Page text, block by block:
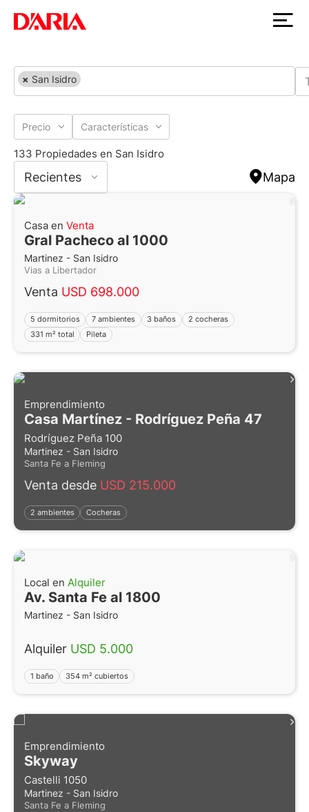
× San Isidro
Precio Características
133 Propiedades en San Isidro
Recientes Mapa
Casa en Venta
Gral Pacheco al 1000
Martinez - San Isidro
Vias a Libertador
Venta USD 698.000
5 dormitorios 7 ambientes 3 baños
2 cocheras
331 m² total
Pileta
Emprendimiento
Casa Martínez - Rodríguez Peña 47
Rodríguez Peña 100
Martinez - San Isidro
Santa Fe a Fleming
Venta desde USD 215.000
2 ambientes Cocheras
Local en Alquiler
Av. Santa Fe al 1800
Martinez - San Isidro
Alquiler USD 5.000
1 baño 354 m² cubiertos
Emprendimiento
Skyway
Castelli 1050
Martinez - San Isidro
Santa Fe a Fleming